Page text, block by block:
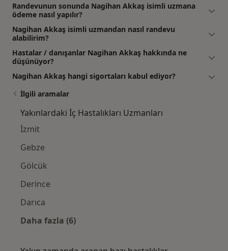
Randevunun sonunda Nagihan Akkaş isimli uzmana
ödeme nasıl yapılır?
Nagihan Akkaş isimli uzmandan nasıl randevu
alabilirim?
Hastalar / danışanlar Nagihan Akkaş hakkında ne
düşünüyor?
Nagihan Akkaş hangi sigortaları kabul ediyor?
İlgili aramalar
Yakınlardaki İç Hastalıkları Uzmanları
İzmit
Gebze
Gölcük
Derince
Darıca
Daha fazla (6)